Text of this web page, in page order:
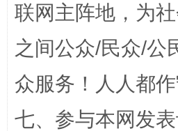
联网主阵地，为
之间公众/民众/公
众服务！人人都作
七、参与本网发